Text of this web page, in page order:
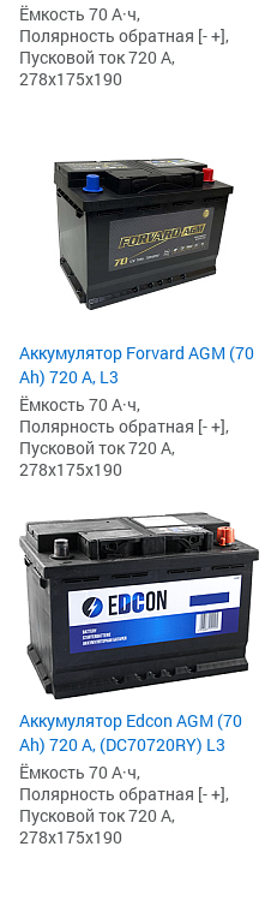
Ёмкость 70 А·ч,
Полярность обратная [- +],
Пусковой ток 720 А,
278x175x190
Аккумулятор Forvard AGM (70
Ah) 720 А, L3
Ёмкость 70 А·ч,
Полярность обратная [- +],
Пусковой ток 720 А,
278x175x190
Аккумулятор Edcon AGM (70
Ah) 720 А, (DC70720RY) L3
Ёмкость 70 А·ч,
Полярность обратная [- +],
Пусковой ток 720 А,
278x175x190